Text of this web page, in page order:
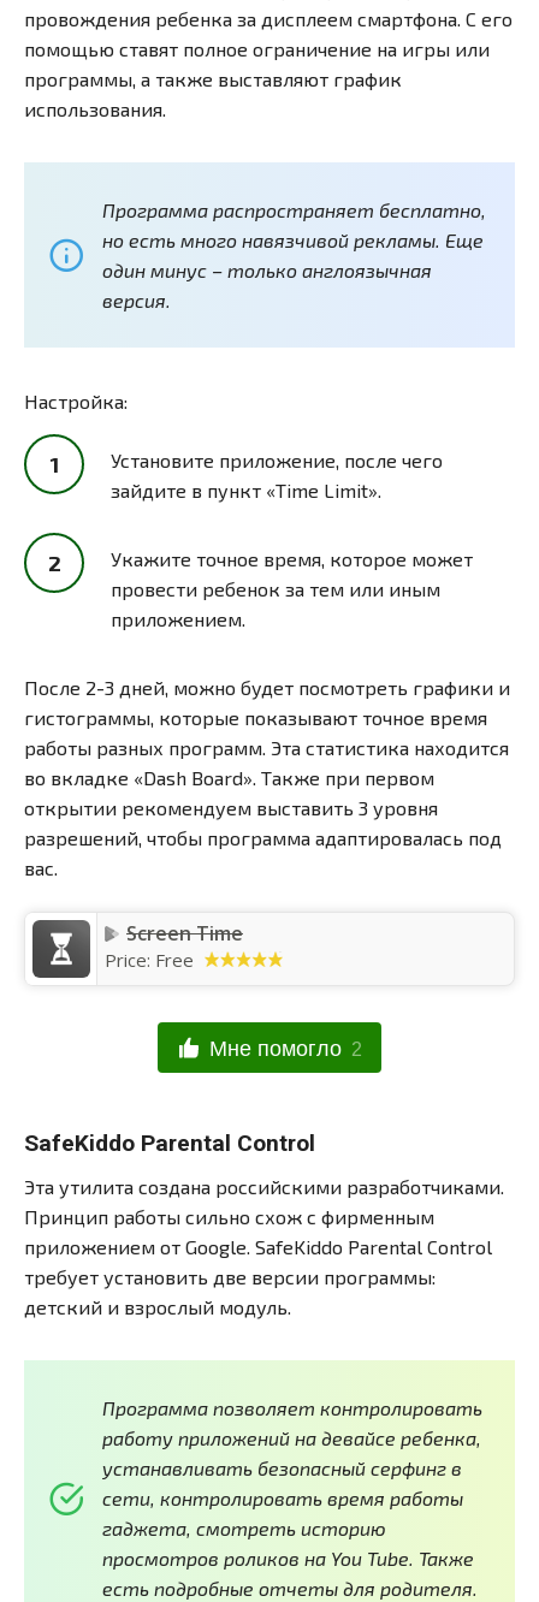
провождения ребенка за дисплеем смартфона. С его
помощью ставят полное ограничение на игры или
программы, а также выставляют график
использования.
Программа распространяет бесплатно,
но есть много навязчивой рекламы. Еще
один минус – только англоязычная
версия.
Настройка:
Установите приложение, после чего
зайдите в пункт «Time Limit».
Укажите точное время, которое может
провести ребенок за тем или иным
приложением.
После 2-3 дней, можно будет посмотреть графики и
гистограммы, которые показывают точное время
работы разных программ. Эта статистика находится
во вкладке «Dash Board». Также при первом
открытии рекомендуем выставить 3 уровня
разрешений, чтобы программа адаптировалась под
вас.
Screen Time
Price: Free
Мне помогло 2
SafeKiddo Parental Control
Эта утилита создана российскими разработчиками.
Принцип работы сильно схож с фирменным
приложением от Google. SafeKiddo Parental Control
требует установить две версии программы:
детский и взрослый модуль.
Программа позволяет контролировать
работу приложений на девайсе ребенка,
устанавливать безопасный серфинг в
сети, контролировать время работы
гаджета, смотреть историю
просмотров роликов на You Tube. Также
есть подробные отчеты для родителя.